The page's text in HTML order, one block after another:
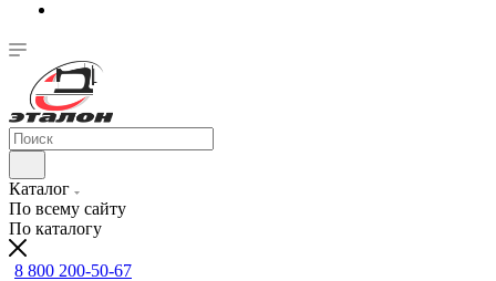
Каталог
По всему сайту
По каталогу
8 800 200-50-67